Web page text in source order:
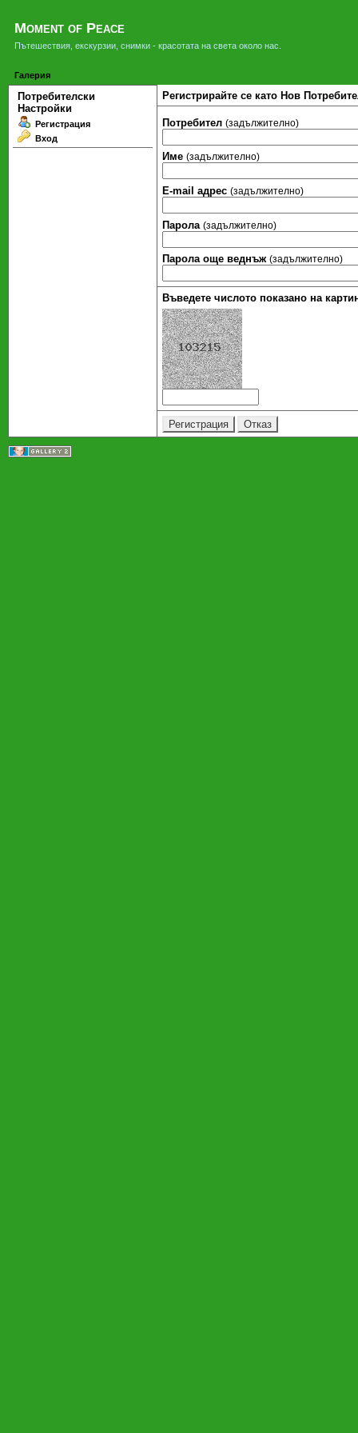
Moment of Peace
Пътешествия, екскурзии, снимки - красотата на света около нас.
Галерия
Потребителски
Настройки
Регистрация
Вход
Регистрирайте се като Нов
Потребител (задължително)
Име (задължително)
Е-mail адрес (задължително)
Парола (задължително)
Парола още веднъж (задължително)
Въведете числото показано на